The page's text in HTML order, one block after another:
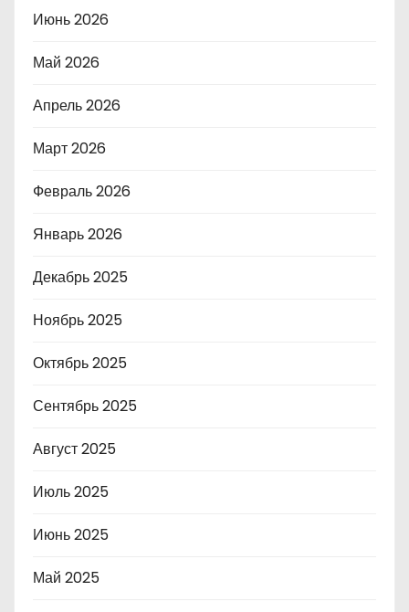
Июнь 2026
Май 2026
Апрель 2026
Март 2026
Февраль 2026
Январь 2026
Декабрь 2025
Ноябрь 2025
Октябрь 2025
Сентябрь 2025
Август 2025
Июль 2025
Июнь 2025
Май 2025